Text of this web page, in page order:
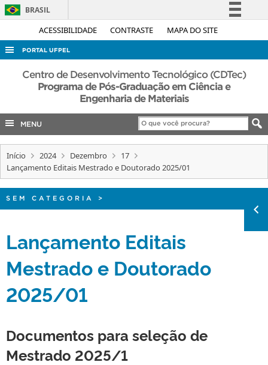
ACESSIBILIDADE CONTRASTE MAPA DO SITE
BRASIL
Simplifique!
Acesso à informação
Legislação
Canais
PORTAL UFPEL
ACESSO À INFORMAÇÃO
AUDITORIA
EDITAIS
INTERNACIONAL
Centro de Desenvolvimento Tecnológico (CDTec)
Programa de Pós-Graduação em Ciência e
Engenharia de Materiais
MENU
Início 2024 Dezembro
17
Lançamento Editais Mestrado e Doutorado 2025/01
SEM CATEGORIA >
Lançamento Editais
Mestrado e Doutorado
2025/01
Documentos para seleção de
Mestrado 2025/1